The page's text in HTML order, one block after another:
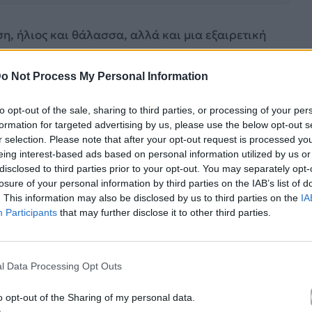
Not Process My Personal Information
opt-out of the sale, sharing to third parties, or processing of your
for targeted advertising by us, please use the below opt-out
selection. Please note that after your opt-out request is processed
interest-based ads based on personal information utilized by us
to third parties prior to your opt-out. You may separately
of your personal information by third parties on the IAB’s list of
This information may also be disclosed by us to third parties on the
Participants that may further disclose it to other third parties.
Data Processing Opt Outs
opt-out of the Sharing of my personal data.
ήλιος και θάλασσα, αλλά και μια εξαιρετική
γυμναστήριο ή εξοπλισμό. Εσύ μπορείς να
μετατρέψεις το μπάνιο σου σε μια
όλο το σώμα και ανεβάζει την ενέργειά σου. Η
δροσιά και αποτελεσματικότητα